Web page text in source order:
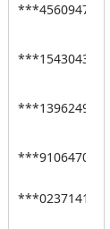
***45609470**
***15430437**
***13962495**
***91064705**
***02371419**